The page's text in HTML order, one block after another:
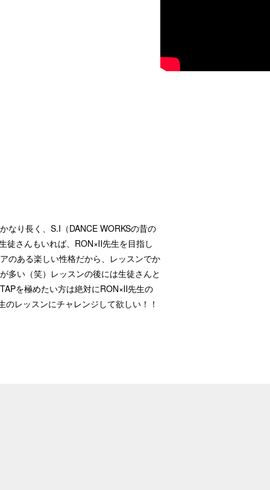
なり長く、S.I（DANCE WORKSの昔の
徒さんもいれば、RON×Ⅱ先生を目指し
のある楽しい性格だから、レッスンでか
多い（笑）レッスンの後には生徒さんと
を極めたい方は絶対にRON×Ⅱ先生の
レッスンにチャレンジして欲しい！！